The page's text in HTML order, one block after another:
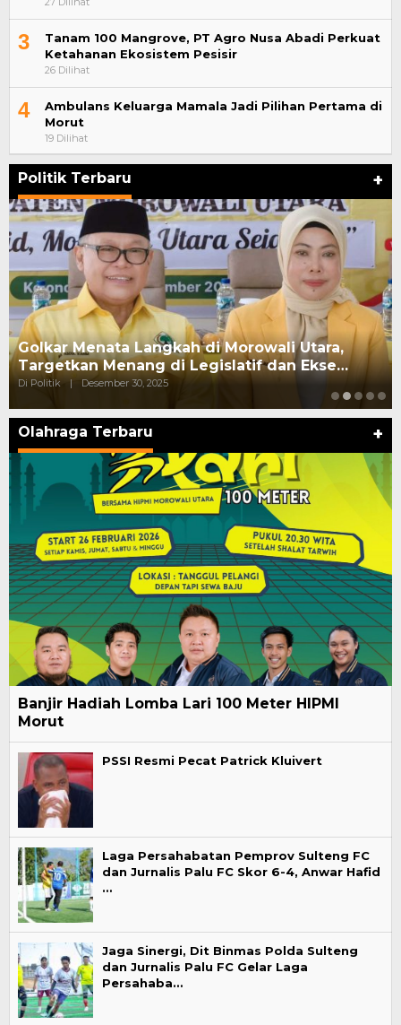
3
Tanam 100 Mangrove, PT Agro Nusa Abadi Perkuat
Ketahanan Ekosistem Pesisir
26 Dilihat
4
Ambulans Keluarga Mamala Jadi Pilihan Pertama di
Morut
19 Dilihat
Politik Terbaru +
Golkar Menata Langkah di Morowali Utara,
Targetkan Menang di Legislatif dan Ekse…
Di Politik | Desember 30, 2025
Olahraga Terbaru +
Banjir Hadiah Lomba Lari 100 Meter HIPMI
Morut
PSSI Resmi Pecat Patrick Kluivert
Laga Persahabatan Pemprov Sulteng FC
dan Jurnalis Palu FC Skor 6-4, Anwar Hafid
…
Jaga Sinergi, Dit Binmas Polda Sulteng
dan Jurnalis Palu FC Gelar Laga
Persahaba…